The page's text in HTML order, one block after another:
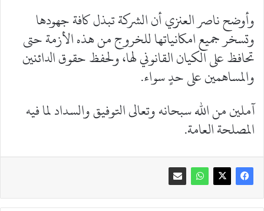
وأوضح ناصر العنزي أن الشركة تبذل كافة جهودها
وتسخر جميع امكانياتها للخروج من هذه الأزمة حتى
تحافظ على الكيان القانوني لها، ولحفظ حقوق الدائنين
والمساهمين على حدٍ سواء.
آملين من الله سبحانه وتعالى التوفيق والسداد لما فيه
المصلحة العامة.